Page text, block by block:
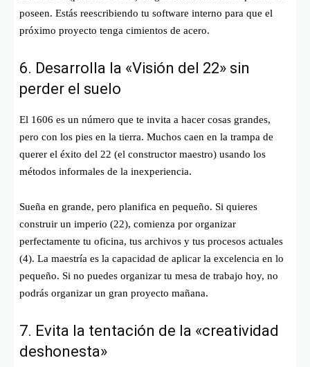
poseen. Estás reescribiendo tu software interno para que el
próximo proyecto tenga cimientos de acero.
6. Desarrolla la «Visión del 22» sin
perder el suelo
El 1606 es un número que te invita a hacer cosas grandes,
pero con los pies en la tierra. Muchos caen en la trampa de
querer el éxito del 22 (el constructor maestro) usando los
métodos informales de la inexperiencia.
Sueña en grande, pero planifica en pequeño. Si quieres
construir un imperio (22), comienza por organizar
perfectamente tu oficina, tus archivos y tus procesos actuales
(4). La maestría es la capacidad de aplicar la excelencia en lo
pequeño. Si no puedes organizar tu mesa de trabajo hoy, no
podrás organizar un gran proyecto mañana.
7. Evita la tentación de la «creatividad
deshonesta»